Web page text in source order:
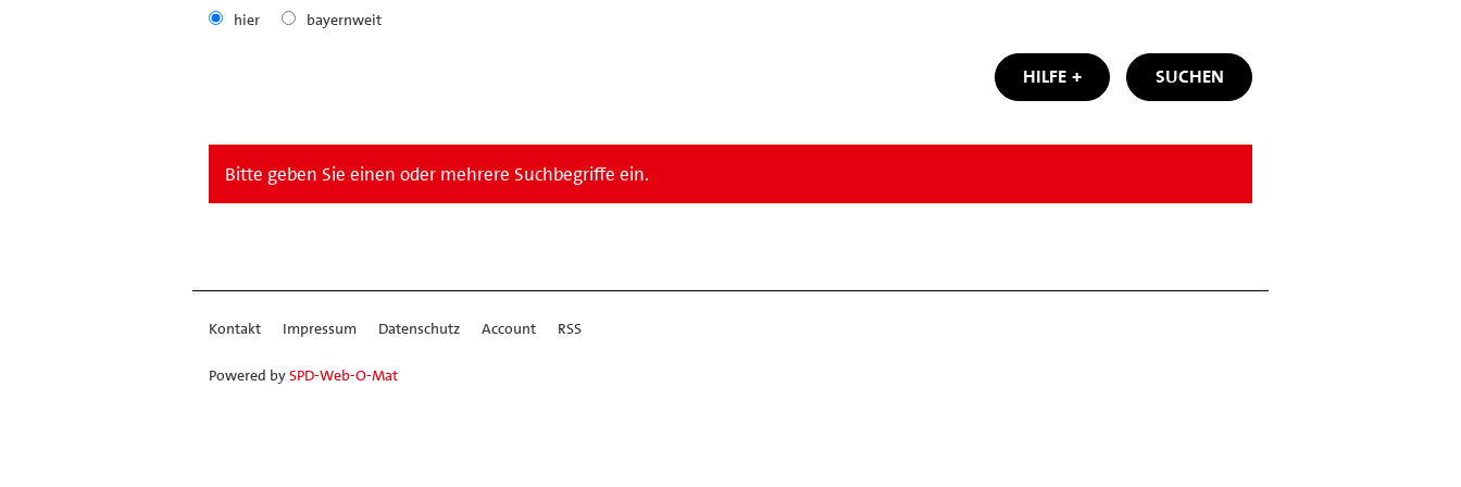
hier bayernweit
HILFE SUCHEN
Bitte geben Sie einen oder mehrere Suchbegriffe ein.
Kontakt Impressum Datenschutz Account RSS
Powered bySPD-Web-O-Mat